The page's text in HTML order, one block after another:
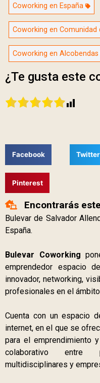
Coworking en España
Coworking en Comunidad
Coworking en Alcobendas
¿Te gusta este
Facebook Twitter
Pinterest
Encontrarás
Bulevar de Salvador
España.
Bulevar Coworking
emprendedor espacio
innovador, networking,
profesionales en el
Cuenta con un espacio
internet, en el que se
para el emprendimiento
colaborativo entre
multidisciplinares y